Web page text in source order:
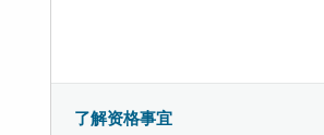
了解资格事宜